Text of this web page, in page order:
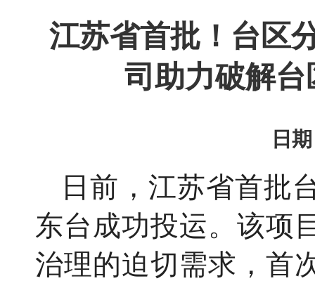
江苏省首批！台区
司助力破解
日
日前，江苏省首批
东台成功投运。该项
治理的迫切需求，首